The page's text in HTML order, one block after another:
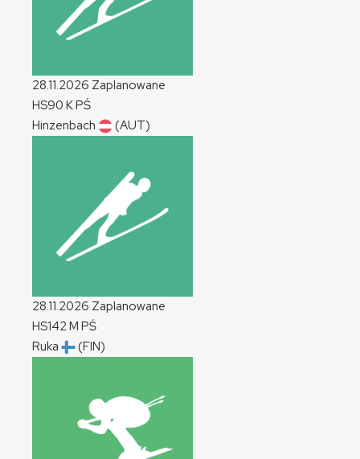
28.11.2026 Zaplanowane
HS90 KPŚ
Hinzenbach
(AUT)
28.11.2026 Zaplanowane
HS142M PŚ
Ruka
(FIN)